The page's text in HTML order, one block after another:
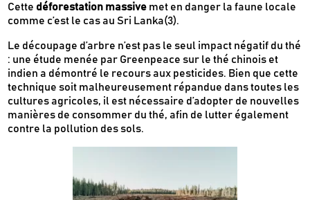
Cette déforestation massive met en danger la faune locale
comme c’est le cas au Sri Lanka(3).
Le découpage d’arbre n’est pas le seul impact négatif du thé
: une étude menée par Greenpeace sur le thé chinois et
indien a démontré le recours aux pesticides. Bien que cette
technique soit malheureusement répandue dans toutes les
cultures agricoles, il est nécessaire d’adopter de nouvelles
manières de consommer du thé, afin de lutter également
contre la pollution des sols.